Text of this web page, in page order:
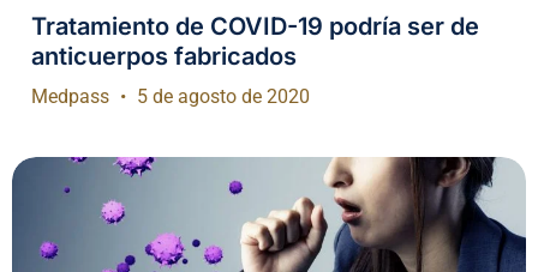
Tratamiento de COVID-19 podría ser de
anticuerpos fabricados
Medpass 5 de agosto de 2020